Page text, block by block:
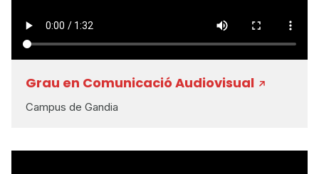
Grau en Comunicació Audiovisual
Campus de Gandia